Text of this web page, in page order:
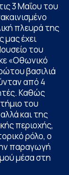
3 Μαΐου του
πλευρά της
μας έχει
του
«Οθωνικό
βασιλιά
από 4
Καθώς
του
και της
περιοχής,
ρόλο, ο
παραγωγή
μέσα στη